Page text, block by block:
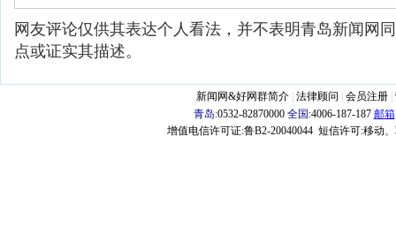
网友评论仅供其表达个人看法，并不表明青岛新闻网
点或证实其描述。